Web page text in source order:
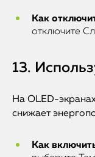
MacBook
Watch
Как
отключите
13.
На OLED-
снижает
Как